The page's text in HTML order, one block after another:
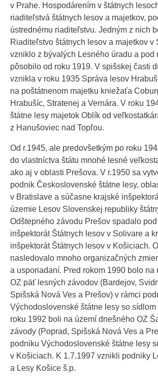
v Prahe. Hospodárením v štátnych
riaditeľstvá štátnych lesov a majetkov,
ústrednému riaditeľstvu. Jedným z nich
Riaditeľstvo štátnych lesov a majetkov v
vzniklo z bývalých Lesného úradu a pod
pôsobilo od roku 1919. V spišskej časti
vznikla v roku 1935 Správa lesov
na poštátnenom majetku kniežaťa
Hrabušíc, Stratenej a Vernára. V roku
štátne lesy majetok Oblík od
z Hanušoviec nad Topľou.
Od r.1945, ale predovšetkým po roku
do vlastníctva štátu mnohé lesné
ako aj v oblasti Prešova. V r.1950 sa
podnik Československé štátne lesy,
v Bratislave a súčasne krajské
územie Lesov Slovenskej republiky
Odštepného závodu Prešov spadalo
inšpektorát Štátnych lesov v Solivare a
inšpektorát Štátnych lesov v Košiciach.
nasledovalo mnoho organizačných
a usporiadaní. Pred rokom 1990 bolo na
OZ päť lesných závodov (Bardejov,
Spišská Nová Ves a Prešov) v rámci
Východoslovenské štátne lesy so
roku 1992 boli na území dnešného OZ
závody (Poprad, Spišská Nová Ves a
podniku Východoslovenské štátne lesy
v Košiciach. K 1.7.1997 vznikli podniky
a Lesy Košice š.p.